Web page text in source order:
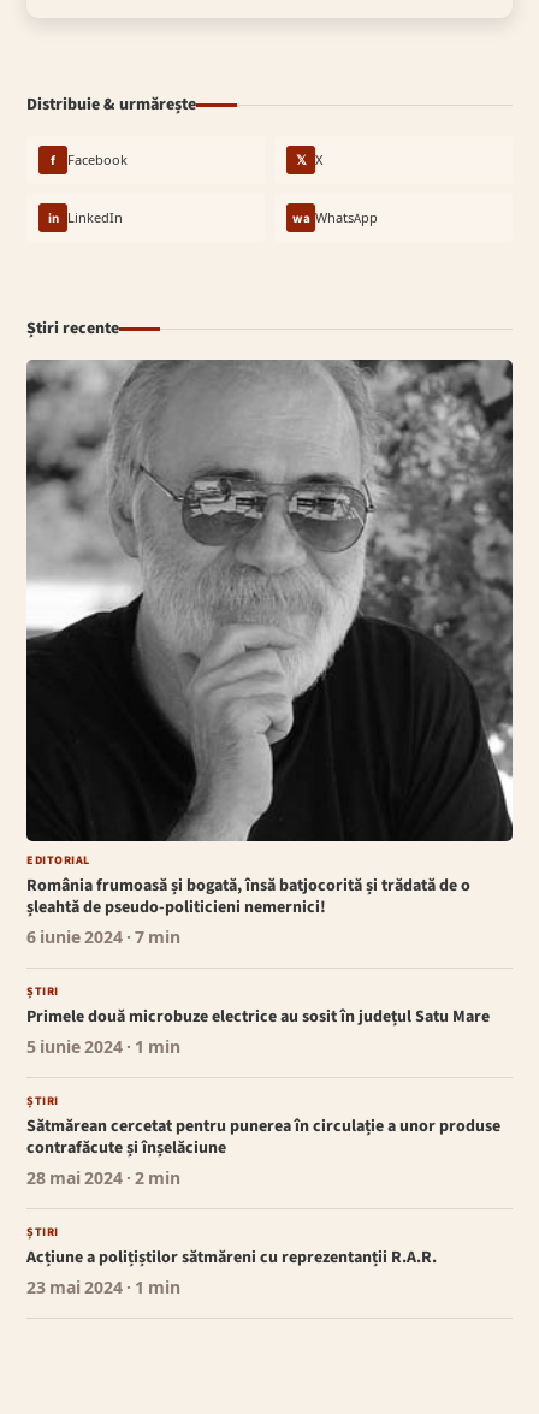
Distribuie & urmărește
f Facebook 𝕏 X
in LinkedIn wa WhatsApp
Știri recente
EDITORIAL
România frumoasă și bogată, însă batjocorită și trădată de o
șleahtă de pseudo-politicieni nemernici!
6 iunie 2024 · 7 min
ȘTIRI
Primele două microbuze electrice au sosit în județul Satu Mare
5 iunie 2024 · 1 min
ȘTIRI
Sătmărean cercetat pentru punerea în circulație a unor produse
contrafăcute și înșelăciune
28 mai 2024 · 2 min
ȘTIRI
Acțiune a polițiștilor sătmăreni cu reprezentanții R.A.R.
23 mai 2024 · 1 min